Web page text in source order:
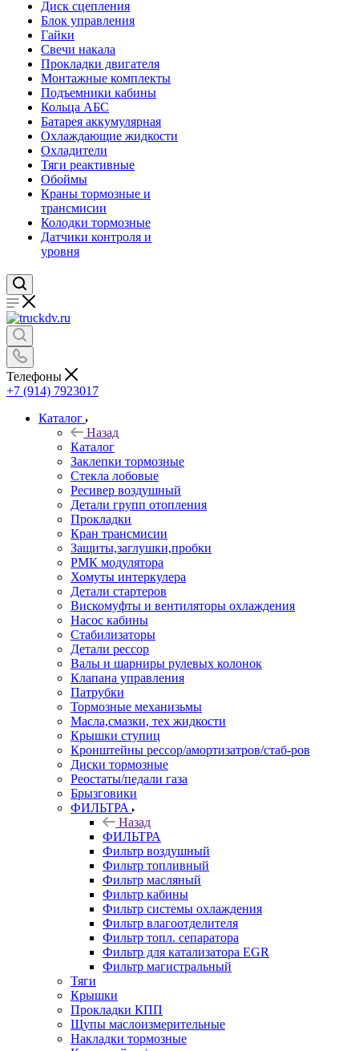
Диск сцепления
Блок управления
Гайки
Свечи накала
Прокладки двигателя
Монтажные комплекты
Подъемники кабины
Кольца АБС
Батарея аккумулярная
Охлаждающие жидкости
Охладители
Тяги реактивные
Обоймы
Краны тормозные и
трансмисии
Колодки тормозные
Датчики контроля и
уровня
Телефоны
+7 (914) 7923017
Каталог
Назад
Каталог
Заклепки тормозные
Стекла лобовые
Ресивер воздушный
Детали групп отопления
Прокладки
Кран трансмисии
Защиты,заглушки,пробки
РМК модулятора
Хомуты интеркулера
Детали стартеров
Вискомуфты и вентиляторы охлаждения
Насос кабины
Стабилизаторы
Детали рессор
Валы и шарниры рулевых колонок
Клапана управления
Патрубки
Тормозные механизьмы
Масла,смазки, тех жидкости
Крышки ступиц
Кронштейны рессор/амортизатров/стаб-ров
Диски тормозные
Реостаты/педали газа
Брызговики
ФИЛЬТРА
Назад
ФИЛЬТРА
Фильтр воздушный
Фильтр топливный
Фильтр масляный
Фильтр кабины
Фильтр системы охлаждения
Фильтр влагоотделителя
Фильтр топл. сепаратора
Фильтр для катализатора EGR
Фильтр магистральный
Тяги
Крышки
Прокладки КПП
Щупы маслоизмерительные
Накладки тормозные